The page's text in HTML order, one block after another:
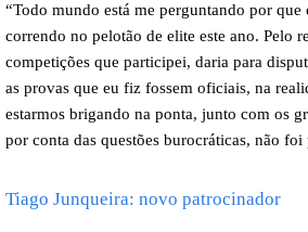
“Todo mundo está me perguntando por que
correndo no pelotão de elite este ano. Pelo
competições que participei, daria para
as provas que eu fiz fossem oficiais, na
estarmos brigando na ponta, junto com os
por conta das questões burocráticas, não foi
Tiago Junqueira: novo patrocinador